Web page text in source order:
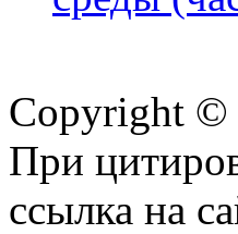
Copyright ©
При
ссылка на